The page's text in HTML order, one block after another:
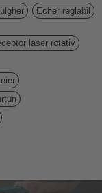
Echer reglabil
laser rotativ